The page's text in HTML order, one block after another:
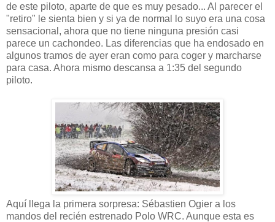
de este piloto, aparte de que es muy pesado... Al parecer el
"retiro" le sienta bien y si ya de normal lo suyo era una cosa
sensacional, ahora que no tiene ninguna presión casi
parece un cachondeo. Las diferencias que ha endosado en
algunos tramos de ayer eran como para coger y marcharse
para casa. Ahora mismo descansa a 1:35 del segundo
piloto.
Aquí llega la primera sorpresa: Sébastien Ogier a los
mandos del recién estrenado Polo WRC. Aunque esta es